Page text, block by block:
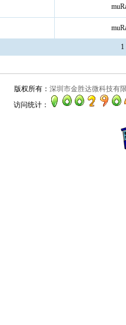
1
版权所有： 深圳市金胜达微科技有
访问统计：